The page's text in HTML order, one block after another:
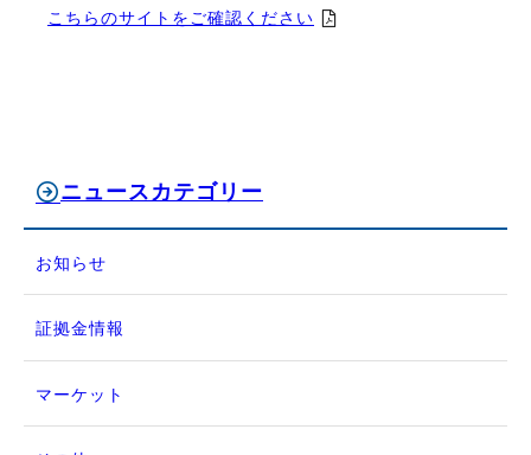
こちらのサイトをご確認ください
ニュースカテゴリー
お知らせ
証拠金情報
マーケット